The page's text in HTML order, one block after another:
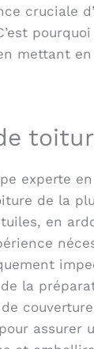
cruciale
mettant
experte
de la
en
la
assurer